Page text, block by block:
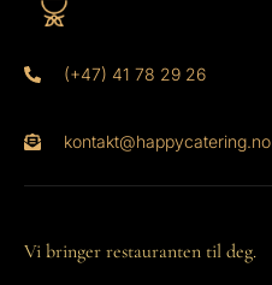
(+47) 41 78 29 26
kontakt@happycatering.no
Vi bringer restauranten til deg.